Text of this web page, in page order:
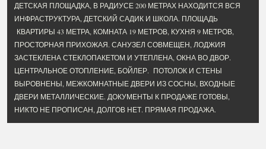
ДЕТСКАЯ ПЛОЩАДКА, В РАДИУСЕ 200 МЕТРАХ НАХОДИТСЯ ВСЯ
ИНФРАСТРУКТУРА, ДЕТСКИЙ САДИК И ШКОЛА. ПЛОЩАДЬ
КВАРТИРЫ 43 МЕТРА, КОМНАТА 19 МЕТРОВ, КУХНЯ 9 МЕТРОВ,
ПРОСТОРНАЯ ПРИХОЖАЯ. САНУЗЕЛ СОВМЕЩЕН, ЛОДЖИЯ
ЗАСТЕКЛЕНА СТЕКЛОПАКЕТОМ И УТЕПЛЕНА, ОКНА ВО ДВОР.
ЦЕНТРАЛЬНОЕ ОТОПЛЕНИЕ, БОЙЛЕР. ПОТОЛОК И СТЕНЫ
ВЫРОВНЕНЫ, МЕЖКОМНАТНЫЕ ДВЕРИ ИЗ СОСНЫ, ВХОДНЫЕ
ДВЕРИ МЕТАЛЛИЧЕСКИЕ. ДОКУМЕНТЫ К ПРОДАЖЕ ГОТОВЫ,
НИКТО НЕ ПРОПИСАН, ДОЛГОВ НЕТ. ПРЯМАЯ ПРОДАЖА.